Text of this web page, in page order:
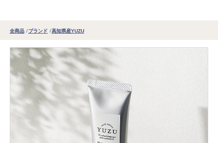
全商品 ブランド 高知県産YUZU